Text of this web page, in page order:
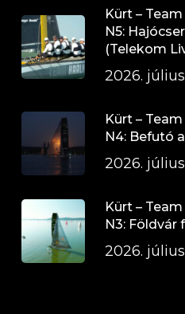
Kürt –
N5:
(Telekom
2026. július
Kürt –
N4: Befutó
2026. július
Kürt –
N3: Földvár
2026.